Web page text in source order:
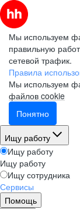
Мы используем
правильную
сетевой трафик.
Правила
Мы используем
файлов cookie
Понятно
Ищу работу
Ищу работу
Ищу работу
Ищу сотрудника
Сервисы
Помощь